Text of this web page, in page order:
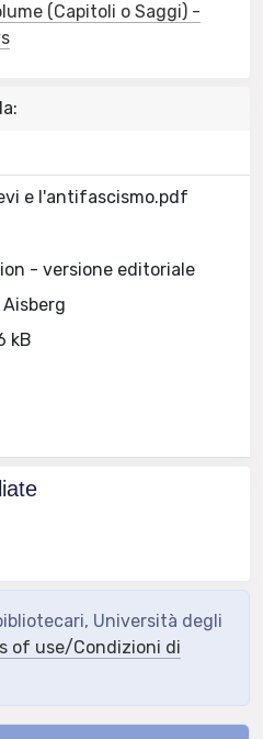
(Capitoli o Saggi) -
e l'antifascismo.pdf
- versione editoriale
kB
Università degli
of use/Condizioni di